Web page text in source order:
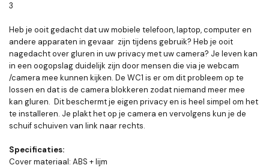
3
Heb je ooit gedacht dat uw mobiele telefoon, laptop, computer en
andere apparaten in gevaar zijn tijdens gebruik? Heb je ooit
nagedacht over gluren in uw privacy met uw camera? Je leven kan
in een oogopslag duidelijk zijn door mensen die via je webcam
/camera mee kunnen kijken. De WC1 is er om dit probleem op te
lossen en dat is de camera blokkeren zodat niemand meer mee
kan gluren. Dit beschermt je eigen privacy en is heel simpel om het
te installeren. Je plakt het op je camera en vervolgens kun je de
schuif schuiven van link naar rechts.
Specificaties:
Cover materiaal: ABS + lijm